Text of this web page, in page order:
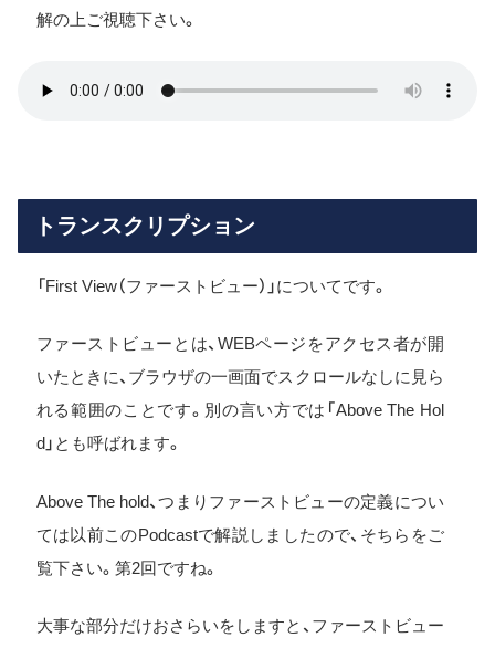
解の上ご視聴下さい。
トランスクリプション
「First View（ファーストビュー）」についてです。
ファーストビューとは、WEBページをアクセス者が開
いたときに、ブラウザの一画面でスクロールなしに見ら
れる範囲のことです。別の言い方では「Above The Hol
d」とも呼ばれます。
Above The hold、つまりファーストビューの定義につい
ては以前このPodcastで解説しましたので、そちらをご
覧下さい。第2回ですね。
大事な部分だけおさらいをしますと、ファーストビュー